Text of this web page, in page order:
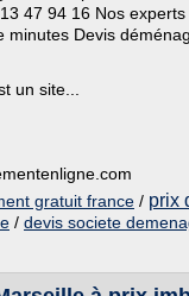
47 94 16 Nos
Devis
un site...
gratuit france / prix
/ devis societe